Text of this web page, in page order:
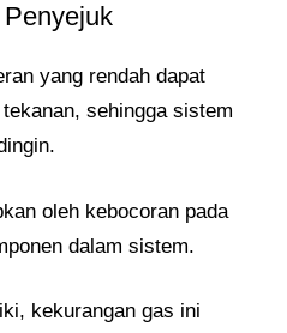
yang rendah dapat
sehingga sistem
oleh kebocoran pada
dalam sistem.
kekurangan gas ini